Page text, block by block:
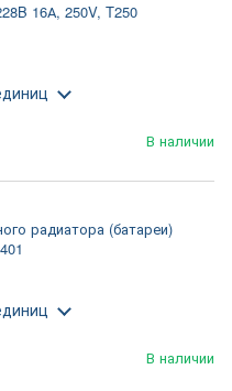
16А, 250V, T250
В наличии
радиатора (батареи)
В наличии